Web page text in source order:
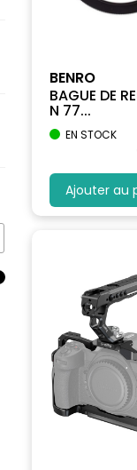
BENRO
BAGUE DE
N 77...
EN STOCK
Ajouter au